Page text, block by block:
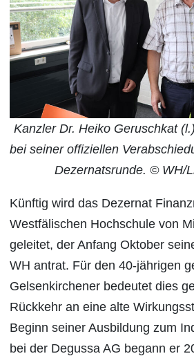
Kanzler Dr. Heiko Geruschkat
bei seiner offiziellen
Dezernatsrunde. © WH/
Künftig wird das Dezernat
Westfälischen Hochschule von
geleitet, der Anfang Oktober
WH antrat. Für den 40-jährigen
Gelsenkirchener bedeutet dies
Rückkehr an eine alte
Beginn seiner Ausbildung zum
bei der Degussa AG begann er